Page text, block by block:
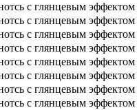
с глянцевым эффектом
с глянцевым эффектом
с глянцевым эффектом
с глянцевым эффектом
с глянцевым эффектом
с глянцевым эффектом
с глянцевым эффектом
с глянцевым эффектом